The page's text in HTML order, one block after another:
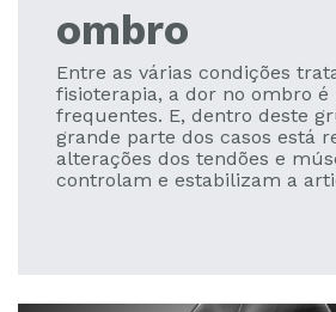
ombro
Entre as várias condições
fisioterapia, a dor no ombro é
frequentes. E, dentro deste
grande parte dos casos está
alterações dos tendões e
controlam e estabilizam a